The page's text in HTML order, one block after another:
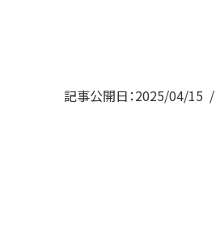
記事公開日：2025/04/15